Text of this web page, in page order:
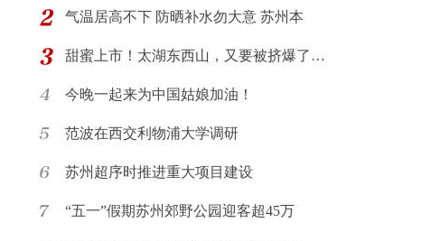
气温居高不下 防晒补水勿大意 苏州本
甜蜜上市！太湖东西山，又要被挤爆了…
今晚一起来为中国姑娘加油！
范波在西交利物浦大学调研
苏州超序时推进重大项目建设
“五一”假期苏州郊野公园迎客超45万